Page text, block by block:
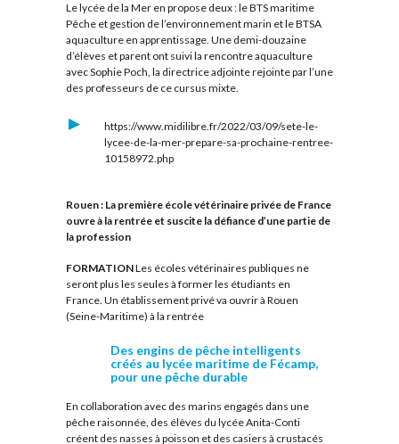
Le lycée de la Mer en propose deux : le BTS maritime
Pêche et gestion de l’environnement marin et le BTSA
aquaculture en apprentissage. Une demi-douzaine
d’élèves et parent ont suivi la rencontre aquaculture
avec Sophie Poch, la directrice adjointe rejointe par l’une
des professeurs de ce cursus mixte.
https://www.midilibre.fr/2022/03/09/sete-le-
lycee-de-la-mer-prepare-sa-prochaine-rentree-
10158972.php
Rouen : La première école vétérinaire privée de France
ouvre à la rentrée et suscite la défiance d’une partie de
la profession
FORMATIONLes écoles vétérinaires publiques ne
seront plus les seules à former les étudiants en
France. Un établissement privé va ouvrir à Rouen
(Seine-Maritime) à la rentrée
Des engins de pêche intelligents
créés au lycée maritime de Fécamp,
pour une pêche durable
En collaboration avec des marins engagés dans une
pêche raisonnée, des élèves du lycée Anita-Conti
créent des nasses à poisson et des casiers à crustacés